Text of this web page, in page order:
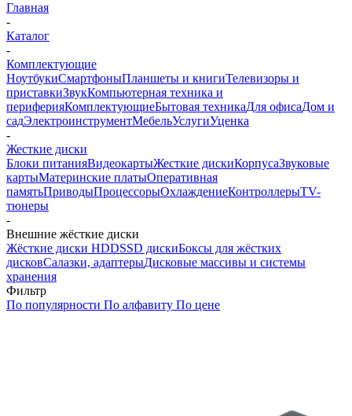
Главная
-
Каталог
-
Комплектующие
НоутбукиСмартфоныПланшеты и книгиТелевизоры и
приставкиЗвукКомпьютерная техника и
периферияКомплектующиеБытовая техникаДля офисаДом и
садЭлектроинструментМебельУслугиУценка
-
Жесткие диски
Блоки питанияВидеокартыЖесткие дискиКорпусаЗвуковые
картыМатеринские платыОперативная
памятьПриводыПроцессорыОхлаждениеКонтроллерыTV-
тюнеры
-
Внешние жёсткие диски
Жёсткие диски HDDSSD дискиБоксы для жёстких
дисковСалазки, адаптерыДисковые массивы и системы
хранения
Фильтр
По популярности По алфавиту По цене